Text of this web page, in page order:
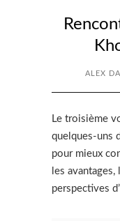
ALEX
Le troisième
quelques-uns
pour mieux
les
perspectives